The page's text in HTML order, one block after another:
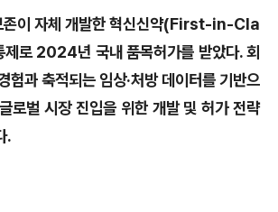
존이 자체 개발한 혁신신약(First-in-Cla
로 2024년 국내 품목허가를 받았다. 회
험과 축적되는 임상·처방 데이터를 기반으
로벌 시장 진입을 위한 개발 및 허가 전략
.